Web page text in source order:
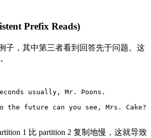
Prefix Reads)
子，其中第三者看到回答先于问题。这
usually, Mr. Poons.
the future can you see, Mrs. Cake?
1 比 partition 2 复制地慢，这就导致